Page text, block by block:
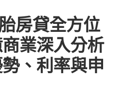
房貸全方位
業深入分析
、利率與申